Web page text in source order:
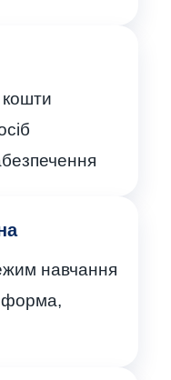
навчання
форма,